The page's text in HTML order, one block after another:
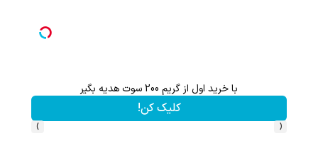
از سود هیچ بازاری جا نمون! باکس سرمایه گذاری آبان تتر
کلیک کن!
‹
›